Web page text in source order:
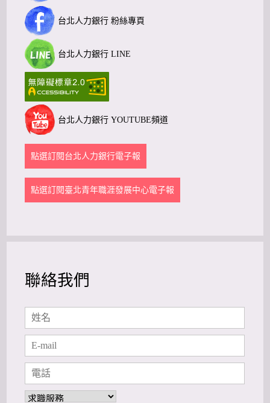
台北人力銀行 粉絲專頁
台北人力銀行 LINE
台北人力銀行 YOUTUBE頻道
點選訂閱台北人力銀行電子報
點選訂閱臺北青年職涯發展中心電子報
聯絡我們